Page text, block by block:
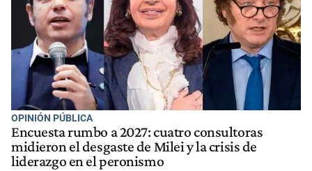
OPINIÓN PÚBLICA
Encuesta rumbo a 2027: cuatro consultoras
midieron el desgaste de Milei y la crisis de
liderazgo en el peronismo